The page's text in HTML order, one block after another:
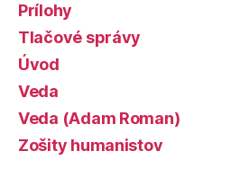
Prílohy
Tlačové správy
Úvod
Veda
Veda (Adam Roman)
Zošity humanistov